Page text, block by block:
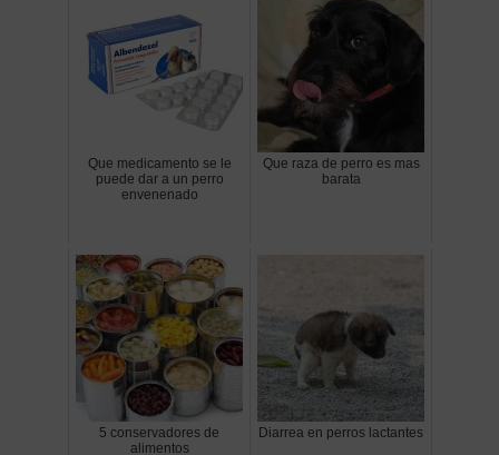
Que medicamento se le
puede dar a un perro
envenenado
Que raza de perro es mas
barata
5 conservadores de
alimentos
Diarrea en perros lactantes